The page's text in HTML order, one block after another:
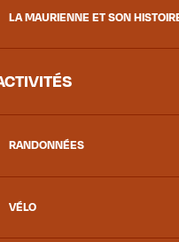
LA MAURIENNE ET SON
RANDONNÉES
VÉLO
Pontamafrey-